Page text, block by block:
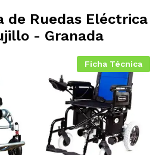
de Ruedas Eléctrica
- Granada
Ficha Técnica